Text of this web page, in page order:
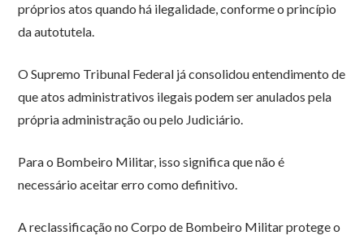
próprios atos quando há ilegalidade, conforme o princípio
da autotutela.
O Supremo Tribunal Federal já consolidou entendimento de
que atos administrativos ilegais podem ser anulados pela
própria administração ou pelo Judiciário.
Para o Bombeiro Militar, isso significa que não é
necessário aceitar erro como definitivo.
A reclassificação no Corpo de Bombeiro Militar protege o